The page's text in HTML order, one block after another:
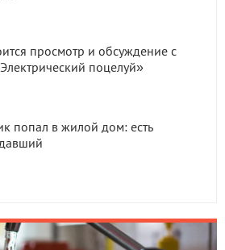
просмотр и обсуждение с
поцелуй»
попал в жилой дом: есть